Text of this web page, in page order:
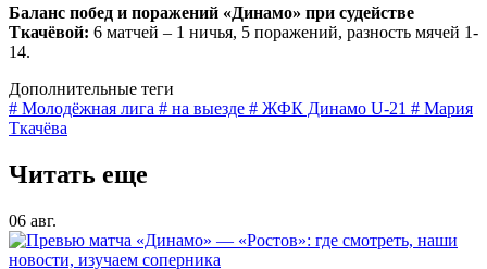
Баланс побед и поражений «Динамо» при судействе
Ткачёвой: 6 матчей – 1 ничья, 5 поражений, разность мячей 1-
14.
Дополнительные теги
# Молодёжная лига # на выезде # ЖФК Динамо U-21 # Мария
Ткачёва
Читать еще
06 авг.